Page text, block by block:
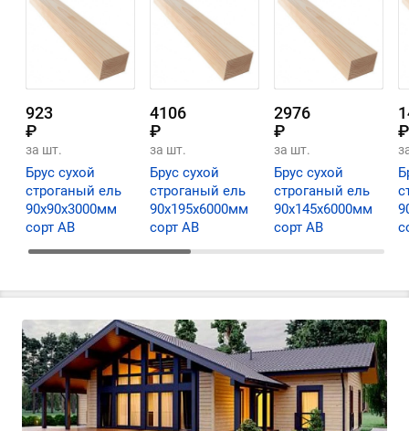
923
₽
за шт.
Брус сухой
строганый ель
90х90х3000мм
сорт АВ
4106
₽
за шт.
Брус сухой
строганый ель
90х195х6000мм
сорт АВ
2976
₽
за шт.
Брус сухой
строганый ель
90х145х6000мм
сорт АВ
₽